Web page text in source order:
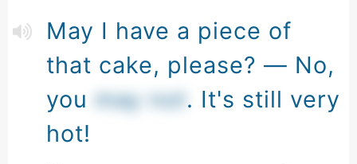
May I have a piece of
that cake, please? — No,
you may not . It's still very
hot!